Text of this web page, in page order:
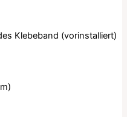
Klebeband (vorinstalliert)